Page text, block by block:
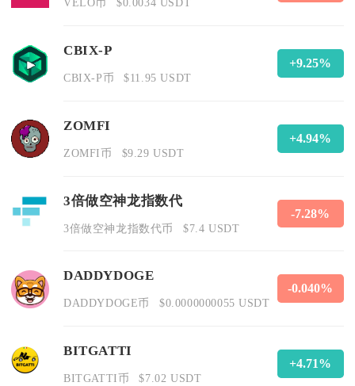
VELO币 $0.0034 USDT
CBIX-P
CBIX-P币 $11.95 USDT
+9.25%
ZOMFI
ZOMFI币 $9.29 USDT
+4.94%
3倍做空神龙指数代
3倍做空神龙指数代币 $7.4 USDT
-7.28%
DADDYDOGE
DADDYDOGE币 $0.0000000055 USDT
-0.040%
BITGATTI
BITGATTI币 $7.02 USDT
+4.71%